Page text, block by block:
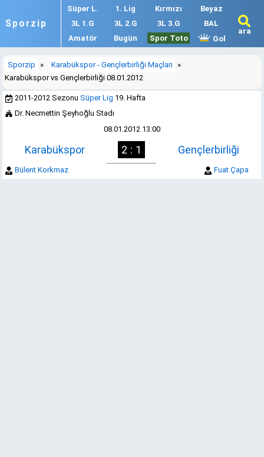
Sporzip
Süper L. 1. Lig Kırmızı
Beyaz
3L 1.G
3L 2.G 3L 3.G
BAL
Amatör
Bugün Spor Toto Gol
ara
Sporzip » Karabükspor - Gençlerbirliği Maçları
»
Karabükspor vs Gençlerbirliği 08.01.2012
2011-2012 SezonuSüper Lig 19. Hafta
Dr. Necmettin Şeyhoğlu Stadı
08.01.2012 13:00
Karabükspor 2 : 1 Gençlerbirliği
Bülent Korkmaz Fuat Çapa